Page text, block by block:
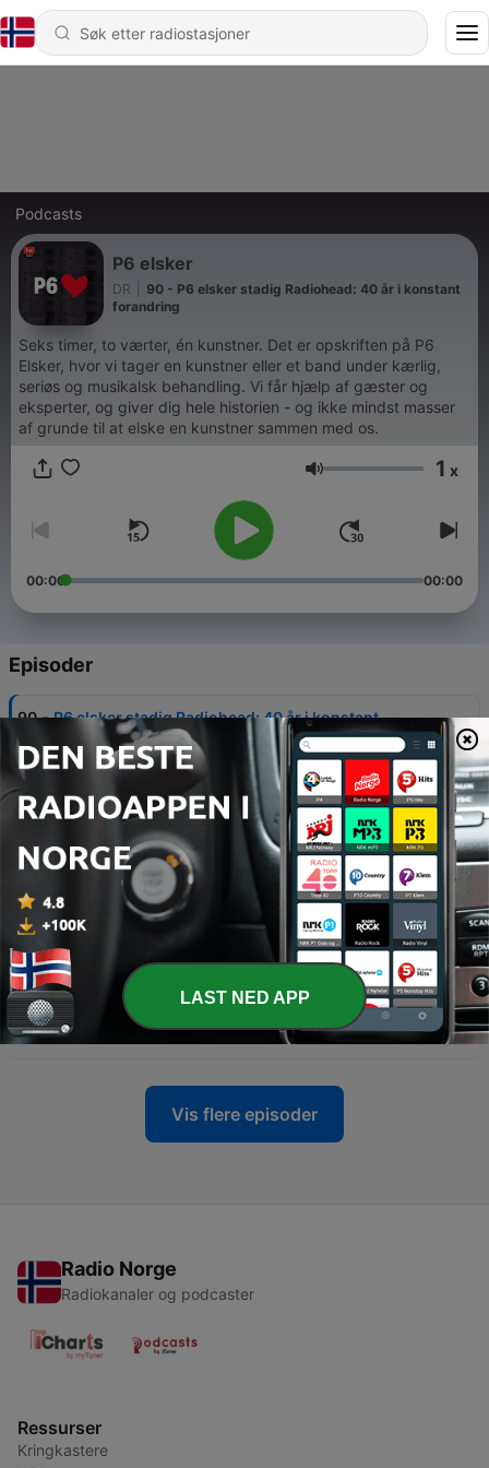
Podcasts
P6 elsker
DR
90 - P6 elsker stadig Radiohead: 40 år i konstant
forandring
Seks timer, to værter, én kunstner. Det er opskriften på P6
Elsker, hvor vi tager en kunstner eller et band under kærlig,
seriøs og musikalsk behandling. Vi får hjælp af gæster og
eksperter, og giver dig hele historien - og ikke mindst masser
af grunde til at elske en kunstner sammen med os.
Volum 1 x
00:00 00:00
Episoder
90 - P6 elsker stadig Radiohead: 40 år i konstant
forandring
28 nov. 2025
89 - P6 elsker LCD Soundsystem: Mod alle odds
88 - P6 elsker Bon Iver: Forbundet i Følelser
12 apr. 2025
P6 elsker Red Hot Chili Peppers: Just Give It Away
08 mars 2025
86 - P6 Elsker Stadig The Cure: Tilbage I Mørket
16 nov. 2024
Vis flere episoder
Radio Norge
Radiokanaler og podcaster
Ressurser
Kringkastere
LAST NED APP